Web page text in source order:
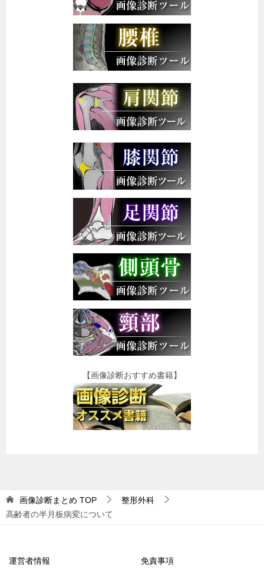
【画像診断おすすめ書籍】
画像診断まとめ TOP
整形外科
高齢者の半月板病変について
運営者情報 免責事項